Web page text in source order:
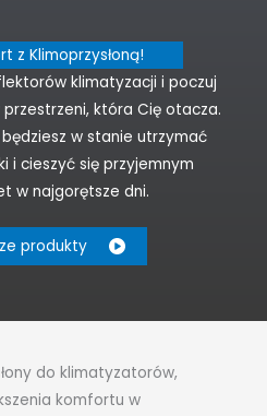
z Klimoprzysłoną!
klimatyzacji i poczuj
która Cię otacza.
będziesz w stanie utrzymać
i cieszyć się przyjemnym
w najgorętsze dni.
produkty
do klimatyzatorów,
komfortu w